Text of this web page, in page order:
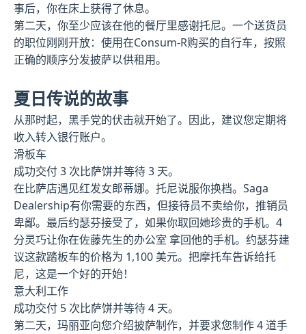
事后，你在床上获得了休息。
第二天，你至少应该在他的餐厅里感谢托尼。一个送货员
的职位刚刚开放：使用在Consum-R购买的自行车，按照
正确的顺序分发披萨以供租用。
夏日传说的故事
从那时起，黑手党的伏击就开始了。因此，建议您定期将
收入转入银行账户。
滑板车
成功交付 3 次比萨饼并等待 3 天。
在比萨店遇见红发女郎蒂娜。托尼说服你换档。Saga
Dealership有你需要的东西，但接待员不卖给你，推销员
卑鄙。最后约瑟芬接受了，如果你取回她珍贵的手机。4
分灵巧让你在佐藤先生的办公室 拿回他的手机。约瑟芬建
议这款踏板车的价格为 1,100 美元。把摩托车告诉给托
尼，这是一个好的开始！
意大利工作
成功交付 5 次比萨饼并等待 4 天。
第二天，玛丽亚向您介绍披萨制作，并要求您制作 4 道手